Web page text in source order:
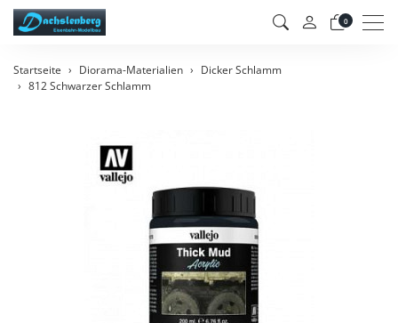
0
Startseite Diorama-Materialien
Dicker Schlamm
812 Schwarzer Schlamm